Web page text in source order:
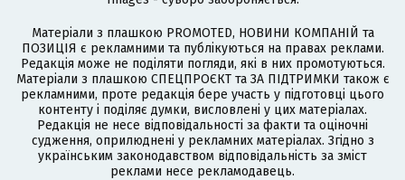
Матеріали з плашкою PROMOTED, НОВИНИ КОМПАНІЙ та
ПОЗИЦІЯ є рекламними та публікуються на правах реклами.
Редакція може не поділяти погляди, які в них промотуються.
Матеріали з плашкою СПЕЦПРОЄКТ та ЗА ПІДТРИМКИ також є
рекламними, проте редакція бере участь у підготовці цього
контенту і поділяє думки, висловлені у цих матеріалах.
Редакція не несе відповідальності за факти та оціночні
судження, оприлюднені у рекламних матеріалах. Згідно з
українським законодавством відповідальність за зміст
реклами несе рекламодавець.